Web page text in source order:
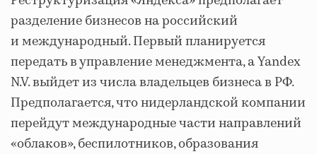
разделение бизнесов на российский
и международный. Первый планируется
передать в управление менеджмента, а Yandex
N.V. выйдет из числа владельцев бизнеса в РФ.
Предполагается, что нидерландской компании
перейдут международные части направлений
«облаков», беспилотников, образования